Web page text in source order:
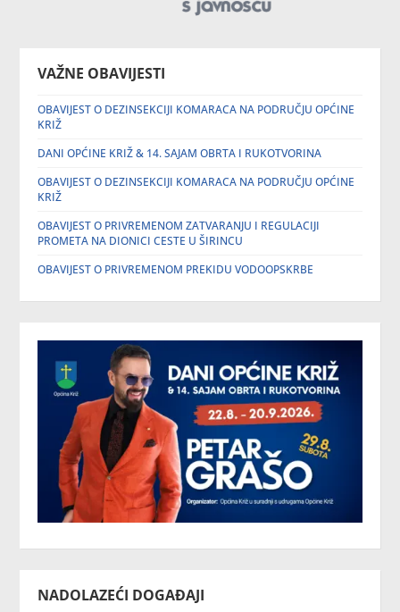
VAŽNE OBAVIJESTI
OBAVIJEST O DEZINSEKCIJI KOMARACA NA PODRUČJU OPĆINE
KRIŽ
DANI OPĆINE KRIŽ & 14. SAJAM OBRTA I RUKOTVORINA
OBAVIJEST O DEZINSEKCIJI KOMARACA NA PODRUČJU OPĆINE
KRIŽ
OBAVIJEST O PRIVREMENOM ZATVARANJU I REGULACIJI
PROMETA NA DIONICI CESTE U ŠIRINCU
OBAVIJEST O PRIVREMENOM PREKIDU VODOOPSKRBE
NADOLAZEĆI DOGAĐAJI